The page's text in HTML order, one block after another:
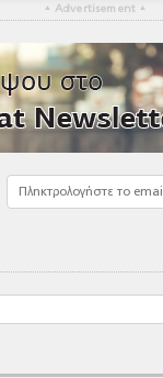
▴ Advertisement ▴